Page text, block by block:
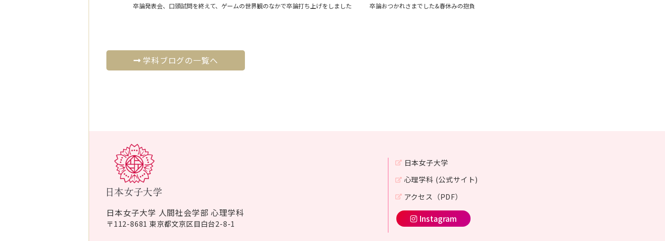
卒論発表会、口頭試問を終えて、ゲームの世界観のなかで卒論打ち上げをしました
卒論おつかれさまでした&春休みの抱負
学科ブログの一覧へ
日本女子大学 人間社会学部 心理学科
〒112-8681 東京都文京区目白台2-8-1
日本女子大学
心理学科 (公式サイト)
アクセス（PDF）
Instagram